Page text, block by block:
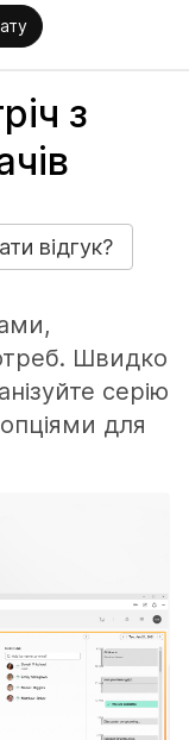
з
відгук?
Швидко
серію
для